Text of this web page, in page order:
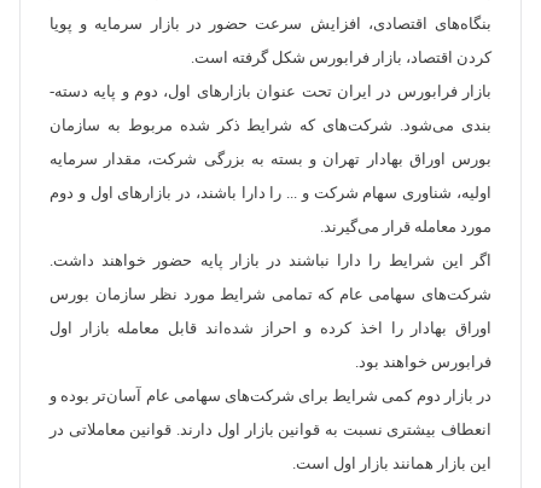
بنگاه­‌های اقتصادی، افزایش سرعت حضور در بازار سرمایه و پویا
کردن اقتصاد، بازار فرابورس شکل گرفته است.
بازار فرابورس در ایران تحت عنوان بازارهای اول، دوم و پایه دسته‌­
بندی می‌­شود. شرکت‌­های که شرایط ذکر شده مربوط به سازمان
بورس اوراق بهادار تهران و بسته به بزرگی شرکت، مقدار سرمایه
اولیه، شناوری سهام شرکت و ... را دارا باشند، در بازارهای اول و دوم
مورد معامله قرار می­‌گیرند.
اگر این شرایط را دارا نباشند در بازار پایه حضور خواهند داشت.
شرکت‌­های سهامی عام که تمامی شرایط مورد نظر سازمان بورس
اوراق بهادار را اخذ کرده و احراز شده‌­اند قابل معامله بازار اول
فرابورس خواهند بود.
در بازار دوم کمی شرایط برای شرکت­‌های سهامی عام آسان­‌تر بوده و
انعطاف بیشتری نسبت به قوانین بازار اول دارند. قوانین معاملاتی در
این بازار همانند بازار اول است.